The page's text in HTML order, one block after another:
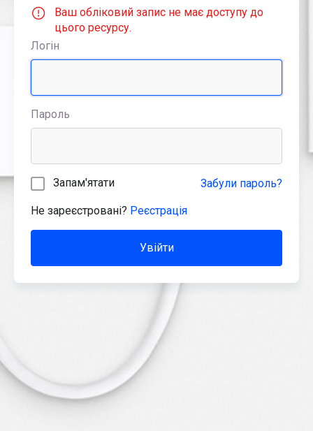
Ваш обліковий запис не має доступу до
цього ресурсу.
Логін
Пароль
Запам'ятати Забули пароль?
Не зареєстровані? Реєстрація